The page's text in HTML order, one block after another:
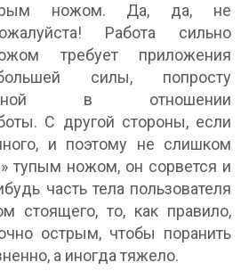
ножом. Да, да, не
Работа сильно
требует приложения
силы, попросту
в отношении
С другой стороны, если
и поэтому не слишком
тупым ножом, он сорвется и
часть тела пользователя
стоящего, то, как правило,
острым, чтобы поранить
а иногда тяжело.